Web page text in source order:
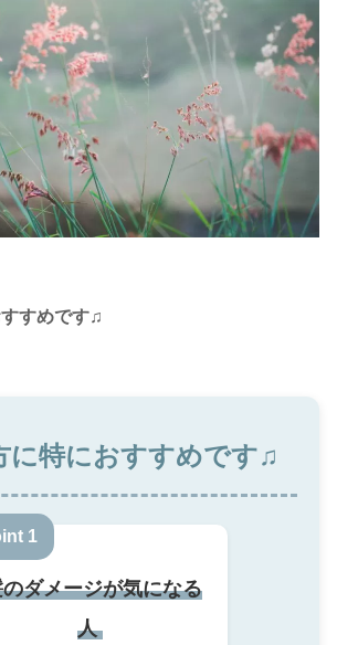
すめです♫
に特におすすめです♫
1
ダメージが気になる
人